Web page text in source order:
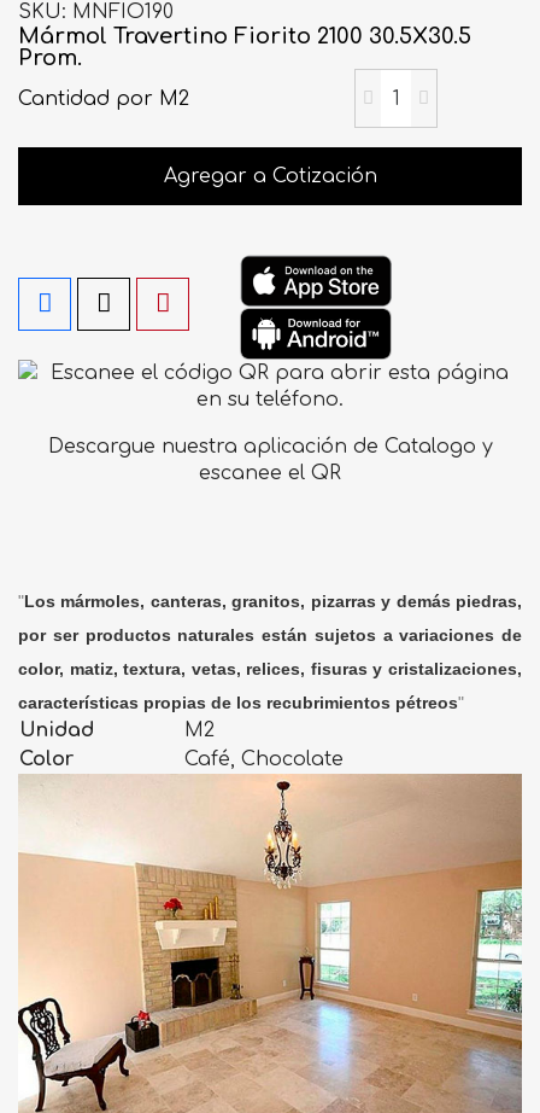
SKU MNFIO190
Mármol Travertino Fiorito 2100 30.5X30.5
Prom.
Cantidad por M2
Agregar a Cotización
Descargue nuestra aplicación de Catalogo y
escanee el QR
"Los mármoles, canteras, granitos, pizarras y demás piedras,
por ser productos naturales están sujetos a variaciones de
color, matiz, textura, vetas, relices, fisuras y cristalizaciones,
características propias de los recubrimientos pétreos"
Unidad
M2
Color
Café, Chocolate